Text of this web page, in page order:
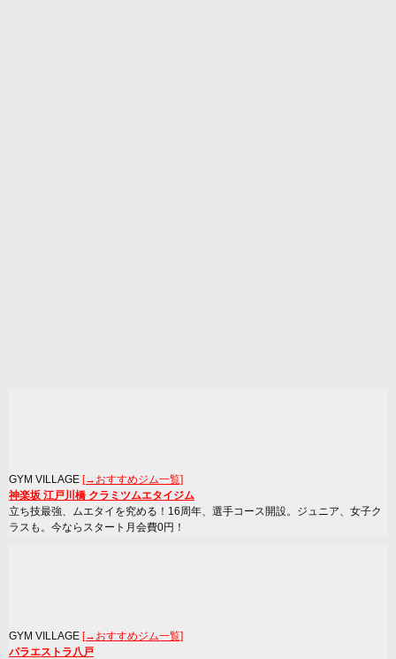
GYM VILLAGE [→おすすめジム一覧]
神楽坂 江戸川橋 クラミツムエタイジム
立ち技最強、ムエタイを究める！16周年、選手コース開設。ジュニア、女子ク
ラスも。今ならスタート月会費0円！
GYM VILLAGE [→おすすめジム一覧]
パラエストラ八戸